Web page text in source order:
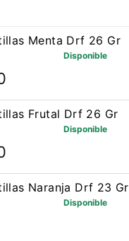
Menta Drf 26 Gr
Disponible
Frutal Drf 26 Gr
Disponible
Naranja Drf 23 Gr
Disponible